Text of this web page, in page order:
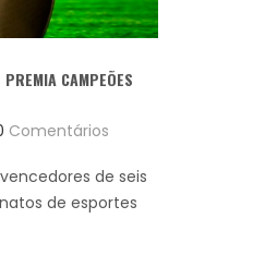
CAMPEÕES
Comentários
de seis
de esportes